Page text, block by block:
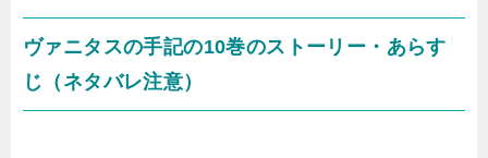
ヴァニタスの手記の10巻のストーリー・あらす
じ（ネタバレ注意）